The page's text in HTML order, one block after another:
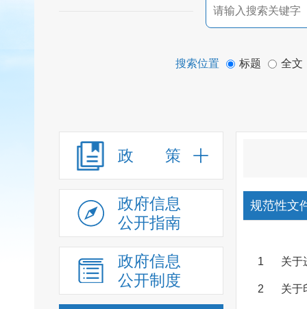
搜索位置 标题 全文
政 策
政府信息
公开指南
政府信息
公开制度
规范性文
1 关于
2 关于